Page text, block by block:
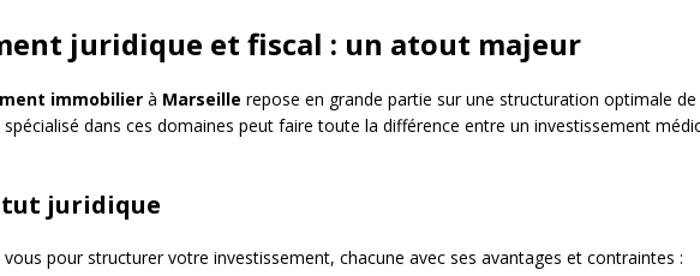
juridique et fiscal : un atout majeur
immobilier à Marseille repose en grande partie sur une structuration optimale
dans ces domaines peut faire toute la différence entre un investissement
juridique
vous pour structurer votre investissement, chacune avec ses avantages et contraintes :